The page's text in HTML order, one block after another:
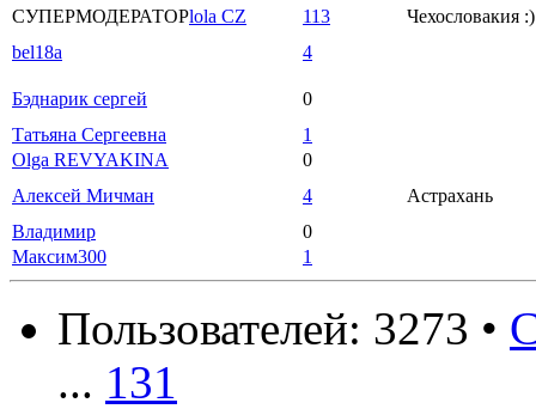
СУПЕРМОДЕРАТОРlola CZ 113
Чехословакия :)
bel18a
4
Бэднарик сергей
0
Татьяна Сергеевна
1
Olga REVYAKINA
0
Алексей Мичман
4
Астрахань
Владимир
0
Максим300
1
Пользователей: 3273 •
... 131